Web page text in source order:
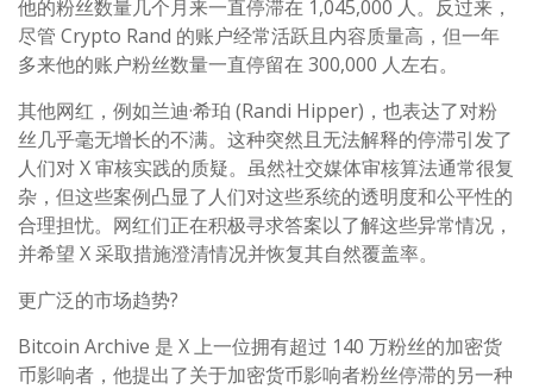
他的粉丝数量几个月来一直停滞在 1,045,000 人。反过来，
尽管 Crypto Rand 的账户经常活跃且内容质量高，但一年
多来他的账户粉丝数量一直停留在 300,000 人左右。
其他网红，例如兰迪·希珀 (Randi Hipper)，也表达了对粉
丝几乎毫无增长的不满。这种突然且无法解释的停滞引发了
人们对 X 审核实践的质疑。虽然社交媒体审核算法通常很复
杂，但这些案例凸显了人们对这些系统的透明度和公平性的
合理担忧。网红们正在积极寻求答案以了解这些异常情况，
并希望 X 采取措施澄清情况并恢复其自然覆盖率。
更广泛的市场趋势?
Bitcoin Archive 是 X 上一位拥有超过 140 万粉丝的加密货
币影响者，他提出了关于加密货币影响者粉丝停滞的另一种